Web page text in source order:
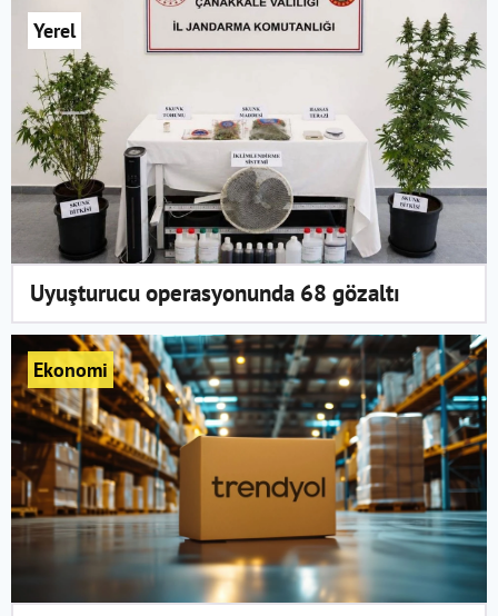
Yerel
Uyuşturucu operasyonunda 68 gözaltı
Ekonomi